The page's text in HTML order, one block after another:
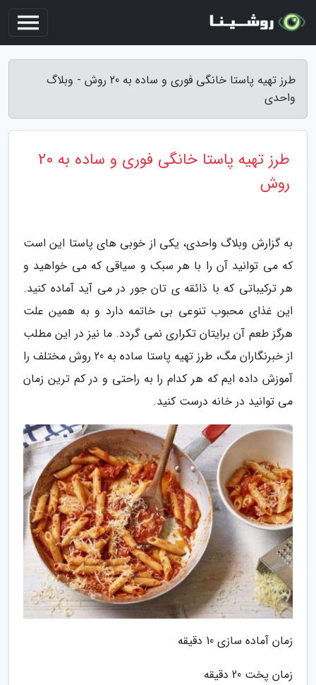
طرز تهیه پاستا خانگی فوری و ساده به 20 روش - وبلاگ
واحدی
طرز تهیه پاستا خانگی فوری و ساده به 20
روش
به گزارش وبلاگ واحدی، یکی از خوبی های پاستا این است
که می توانید آن را با هر سبک و سیاقی که می خواهید و
هر ترکیباتی که با ذائقه ی تان جور در می آید آماده کنید.
این غذای محبوب تنوعی بی خاتمه دارد و به همین علت
هرگز طعم آن برایتان تکراری نمی گردد. ما نیز در این مطلب
از خبرنگاران مگ، طرز تهیه پاستا ساده به 20 روش مختلف را
آموزش داده ایم که هر کدام را به راحتی و در کم ترین زمان
می توانید در خانه درست کنید.
زمان آماده سازی 10 دقیقه
زمان پخت 20 دقیقه